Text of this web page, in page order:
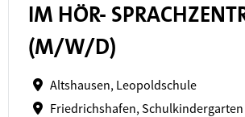
IM HÖR-
(M/W/D)
Altshausen, Leopoldschule
Friedrichshafen, Schulkindergarten